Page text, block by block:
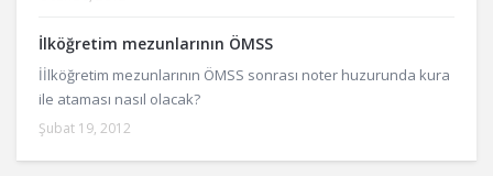
İlköğretim mezunlarının ÖMSS
İİlköğretim mezunlarının ÖMSS sonrası noter huzurunda kura
ile ataması nasıl olacak?
Şubat 19, 2012